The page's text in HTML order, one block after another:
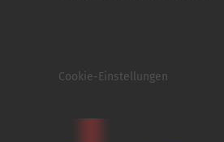
Cookie-Einstellungen